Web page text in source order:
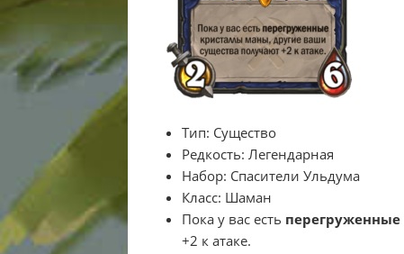
Тип: Существо
Редкость: Легендарная
Набор: Спасители Ульдума
Класс: Шаман
Пока у вас есть перегруженные
+2 к атаке.